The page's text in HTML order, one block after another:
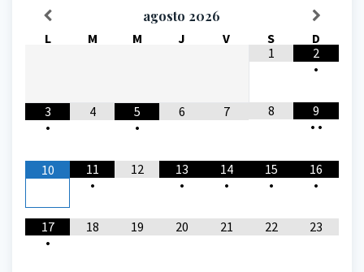
agosto 2026
L M M J V S
D
1
2
•
3
•
4
5
•
6 7 8
9
• •
10
11
•
12
13
•
14
•
15
•
16
•
17
•
18 19 20 21 22 23